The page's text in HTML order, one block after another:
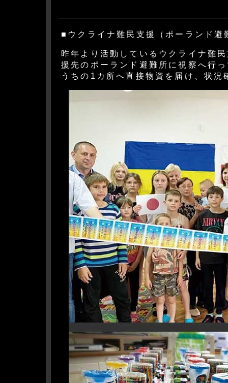
■ウクライナ難民支援（ポーランド避
昨年より活動しているウクライナ難
援先のポーランド避難所に視察へ行
うちの1カ所へ直接物資を届け、状